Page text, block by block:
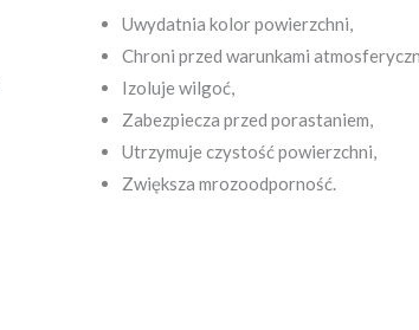
Uwydatnia kolor powierzchni,
Chroni przed warunkami
Izoluje wilgoć,
Zabezpiecza przed porastaniem,
Utrzymuje czystość powierzchni,
Zwiększa mrozoodporność.